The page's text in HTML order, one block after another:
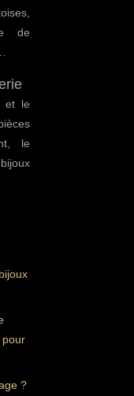
de
et le
le
pour
?